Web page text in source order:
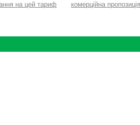
на цей тариф
комерційна пропозиція